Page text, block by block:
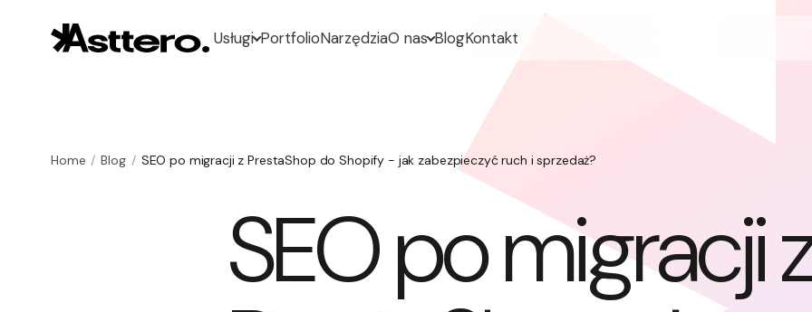
Usługi PortfolioNarzędziaO nas BlogKontakt
Home Blog SEO po migracji z PrestaShop do Shopify - jak zabezpieczyć ruch i sprzedaż?
SEO po migracji